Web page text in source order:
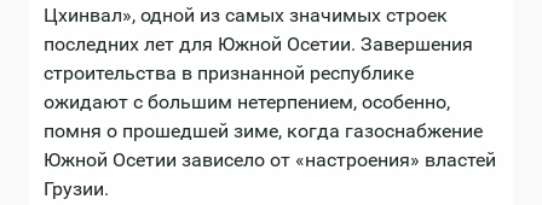
Цхинвал», одной из самых значимых строек
последних лет для Южной Осетии. Завершения
строительства в признанной республике
ожидают с большим нетерпением, особенно,
помня о прошедшей зиме, когда газоснабжение
Южной Осетии зависело от «настроения» властей
Грузии.